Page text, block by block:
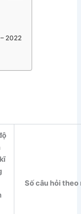
2022
kĩ
Số câu hỏi theo